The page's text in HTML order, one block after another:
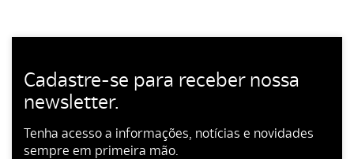
Cadastre-se para receber nossa
newsletter.
Tenha acesso a informações, notícias e novidades
sempre em primeira mão.